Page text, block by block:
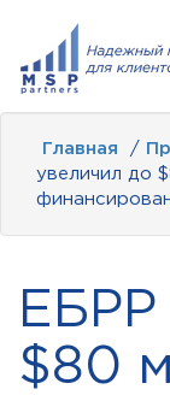
Главная /
увеличил до
ЕБРР
$80